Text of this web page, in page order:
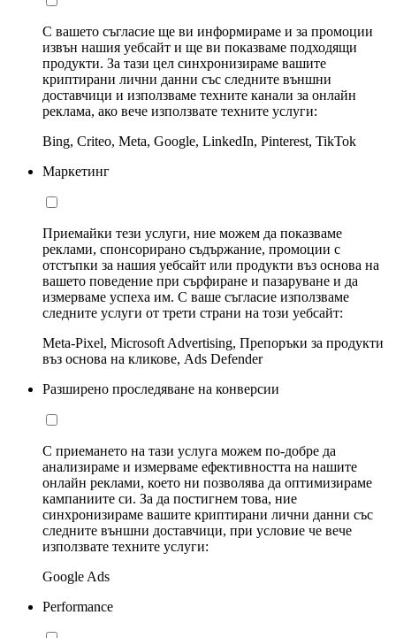
С вашето съгласие ще ви информираме и за промоции
извън нашия уебсайт и ще ви показваме подходящи
продукти. За тази цел синхронизираме вашите
криптирани лични данни със следните външни
доставчици и използваме техните канали за онлайн
реклама, ако вече използвате техните услуги:
Bing, Criteo, Meta, Google, LinkedIn, Pinterest, TikTok
Маркетинг
Приемайки тези услуги, ние можем да показваме
реклами, спонсорирано съдържание, промоции с
отстъпки за нашия уебсайт или продукти въз основа на
вашето поведение при сърфиране и пазаруване и да
измерваме успеха им. С ваше съгласие използваме
следните услуги от трети страни на този уебсайт:
Meta-Pixel, Microsoft Advertising, Препоръки за продукти
въз основа на кликове, Ads Defender
Разширено проследяване на конверсии
С приемането на тази услуга можем по-добре да
анализираме и измерваме ефективността на нашите
онлайн реклами, което ни позволява да оптимизираме
кампаниите си. За да постигнем това, ние
синхронизираме вашите криптирани лични данни със
следните външни доставчици, при условие че вече
използвате техните услуги:
Google Ads
Performance